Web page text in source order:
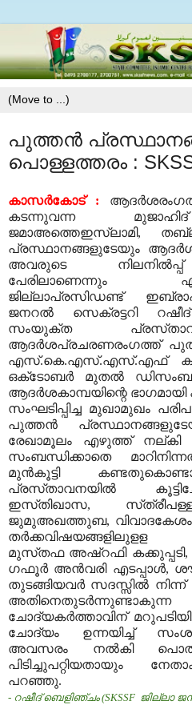
പുത്തന്‍
പൊള്ളത്തരം :
കാസര്‍കോട്‌ :
കടന്നുവന്ന
ജമാഅത്തെഇസ്ലാമി,
പ്രസ്ഥാനങ്ങളുടേയും
അവരുടെ
പേരിലാണെന്നും
ജില്ലാപ്രസിഡണ്ട്‌
ജനറല്‍ സെക്രട്ടറി
സംയുക്ത
ആദര്‍ശപ്രചരണരംഗത്ത്‌
എസ്‌.കെ.എസ്‌.എസ്‌.എഫ്‌
ഒക്‌ടോബര്‍ മുതല്‍ ഡിസംബര്‍
ആദര്‍ശകാമ്പയിന്റെ
സംഘടിപ്പിച്ച മുഖാമുഖം
പുത്തന്‍ പ്രസ്ഥാനങ്ങളുടേയും
രേഖാമൂലം എഴുത്ത്‌ നല്‌കി
സംബന്ധിക്കാതെ
മുന്‍കൂട്ടി
പ്രസ്‌താവനയില്‍
ഇസ്‌തിഖാസ,
ജുമുഅഖത്തുബ, വിവാദകേശം,
തര്‍ക്കവിഷയങ്ങളിലുളള
മുസ്‌തഫ അഷ്‌റഫി കക്കുപ്പടി,
ഗഫൂര്‍ അന്‍വരി എടപ്പാള്‍,
തുടങ്ങിയവര്‍ സദസ്സില്‍
ചോദ്യകര്‍ത്താവിന്‌
ചോദ്യം ഉന്നയിച്ച്‌
അവസരം നല്‍കി
പിടിച്ചുപറ്റിയതായും
പറഞ്ഞു.
- റഷീദ്‌ ബെളിഞ്ചം (SKSSF ജില്ലാ